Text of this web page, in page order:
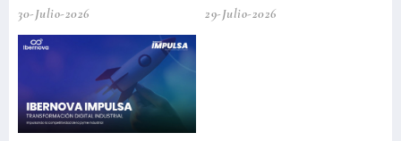
30-Julio-2026
29-Julio-2026